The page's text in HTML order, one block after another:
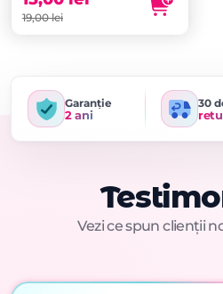
19,00lei
Garanție
2 ani
30
Vezi ce spun clienții